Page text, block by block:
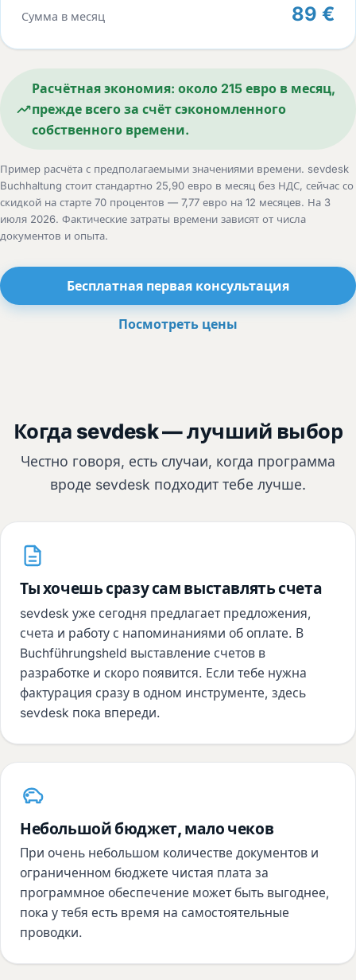
Сумма в месяц 89 €
Расчётная экономия: около 215 евро в месяц,
прежде всего за счёт сэкономленного
собственного времени.
Пример расчёта с предполагаемыми значениями времени. sevdesk
Buchhaltung стоит стандартно 25,90 евро в месяц без НДС, сейчас со
скидкой на старте 70 процентов — 7,77 евро на 12 месяцев. На 3
июля 2026. Фактические затраты времени зависят от числа
документов и опыта.
Бесплатная первая консультация
Посмотреть цены
Когда sevdesk — лучший выбор
Честно говоря, есть случаи, когда программа
вроде sevdesk подходит тебе лучше.
Ты хочешь сразу сам выставлять счета
sevdesk уже сегодня предлагает предложения,
счета и работу с напоминаниями об оплате. В
Buchführungsheld выставление счетов в
разработке и скоро появится. Если тебе нужна
фактурация сразу в одном инструменте, здесь
sevdesk пока впереди.
Небольшой бюджет, мало чеков
При очень небольшом количестве документов и
ограниченном бюджете чистая плата за
программное обеспечение может быть выгоднее,
пока у тебя есть время на самостоятельные
проводки.